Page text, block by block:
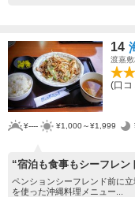
14
渡嘉
(口コ
¥---- ¥1,000～¥1,999
“宿泊も食事もシーフレン
ペンションシーフレンド前に
を使った沖縄料理メニュー...